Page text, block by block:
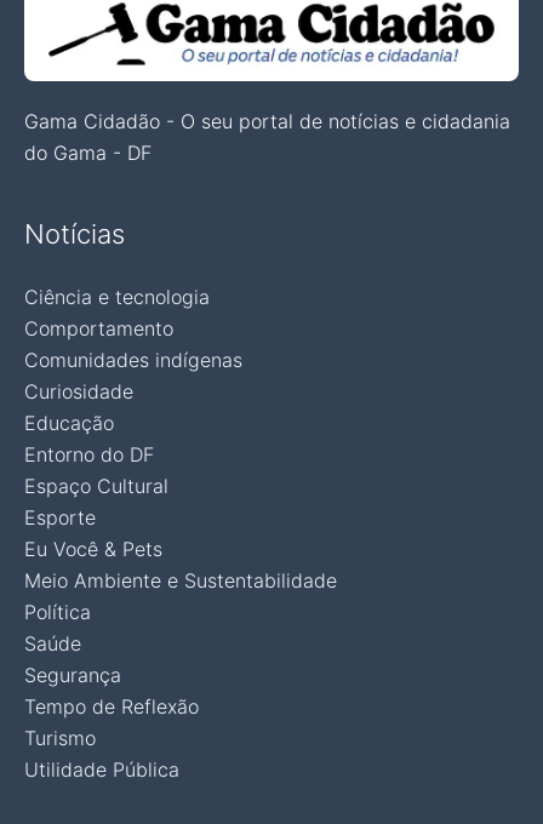
Gama Cidadão - O seu portal de notícias e cidadania
do Gama - DF
Notícias
Ciência e tecnologia
Comportamento
Comunidades indígenas
Curiosidade
Educação
Entorno do DF
Espaço Cultural
Esporte
Eu Você & Pets
Meio Ambiente e Sustentabilidade
Política
Saúde
Segurança
Tempo de Reflexão
Turismo
Utilidade Pública